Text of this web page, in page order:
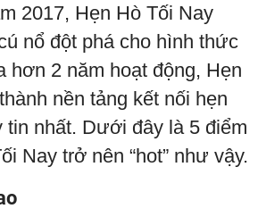
2017, Hẹn Hò Tối Nay
nổ đột phá cho hình thức
hơn 2 năm hoạt động, Hẹn
nền tảng kết nối hẹn
tin nhất. Dưới đây là 5 điểm
Nay trở nên “hot” như vậy.